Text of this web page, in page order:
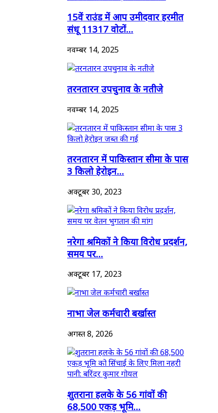
15वें राउंड में आप उमीदवार हरमीत
संधू 11317 वोटों...
नवम्बर 14, 2025
तरनतारन उपचुनाव के नतीजे
नवम्बर 14, 2025
तरनतारन में पाकिस्तान सीमा के पास
3 किलो हेरोइन...
अक्टूबर 30, 2023
नरेगा श्रमिकों ने किया विरोध प्रदर्शन,
समय पर...
अक्टूबर 17, 2023
नाभा जेल कर्मचारी बर्खास्त
अगस्त 8, 2026
शुतराना हलके के 56 गांवों की
68,500 एकड़ भूमि...